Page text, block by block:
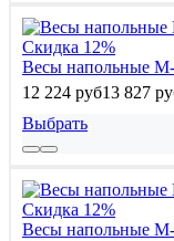
Скидка 12%
Весы напольные
12 224 руб13 827
Выбрать
Скидка 12%
Весы напольные